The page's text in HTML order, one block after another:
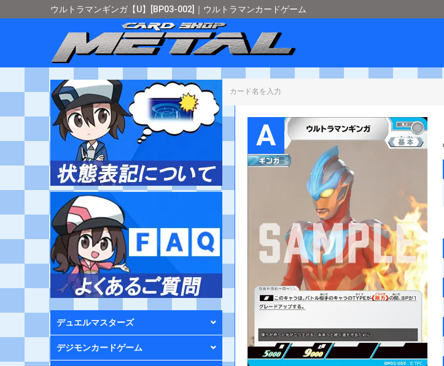
ウルトラマンギンガ【U】[BP03-002]｜ウルトラマンカードゲーム
デュエルマスターズ
デジモンカードゲーム
A